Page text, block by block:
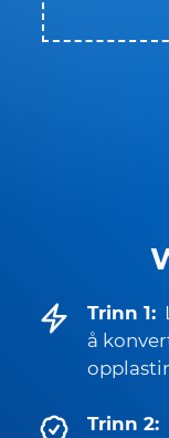
Trinn 1:
å
Trinn 2: